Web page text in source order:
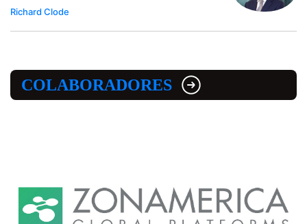
Richard Clode
COLABORADORES